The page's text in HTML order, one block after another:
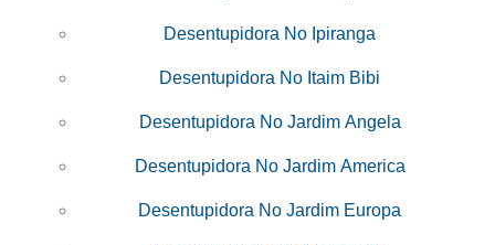
Desentupidora No Ipiranga
Desentupidora No Itaim Bibi
Desentupidora No Jardim Angela
Desentupidora No Jardim America
Desentupidora No Jardim Europa